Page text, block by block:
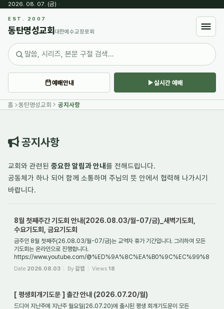
2026. 08. 07. (금) ·
EST. 2007
동탄명성교회 대한예수교장로회
예배안내 실시간 예배
홈 동탄명성교회 공지사항
공지사항
교회와 관련된 중요한 알림과 안내를 전해드립니다.
공동체가 하나 되어 함께 소통하며 주님의 뜻 안에서 협력해 나가시기
바랍니다.
8월 첫째주간 기도회 안내(2026.08.03/월-07/금)_새벽기도회,
수요기도회, 금요기도회
금주인 8월 첫째주(26.08.03/월-07/금)는 교역자 휴가 기간입니다. 그리하여 모든
기도회는 온라인으로 진행합니다.
https://www.youtube.com/@%ED%9A%8C%EA%B0%9C%EC%99%8
0%EC%B2%9C%EA%B5%AD%EB%B3%B5%EC%9D%8C 온라인기도회
시간은 새벽기도회는 매일 오전5...
Date 2026.08.03 By갈렙 Views 18
[ 평생회개기도문 ] 출간 안내 (2026.07.20/월)
드디어 지난주에 지난주 월요일(26.07.20)에 출시된 평생 회개기도문이 모든
Sketchbook5, 스케치북5
Sketchbook5, 스케치북5